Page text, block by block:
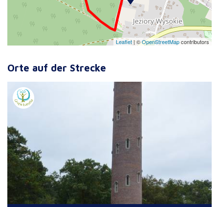
Leaflet|©OpenStreetMapcontributors
Orte auf der Strecke